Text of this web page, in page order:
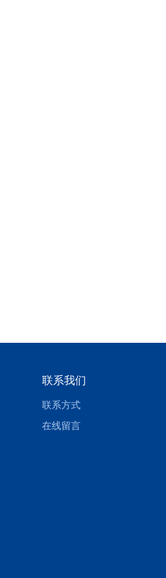
联系我们
联系方式
在线留言